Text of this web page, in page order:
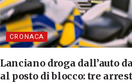
CRONACA
Lanciano droga dall’auto
al posto di blocco: tre